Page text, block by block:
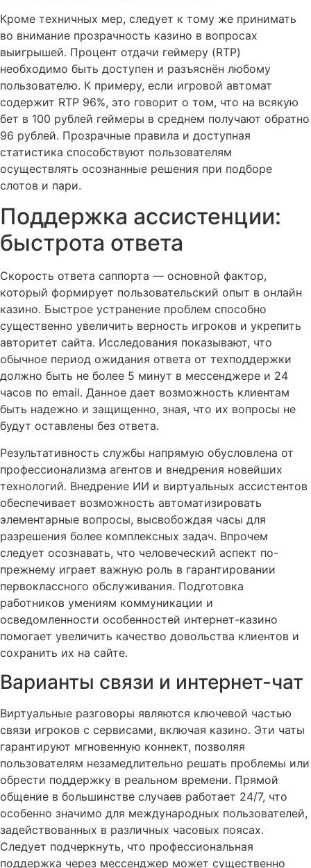
Кроме техничных мер, следует к тому же принимать
во внимание прозрачность казино в вопросах
выигрышей. Процент отдачи геймеру (RTP)
необходимо быть доступен и разъяснён любому
пользователю. К примеру, если игровой автомат
содержит RTP 96%, это говорит о том, что на всякую
бет в 100 рублей геймеры в среднем получают обратно
96 рублей. Прозрачные правила и доступная
статистика способствуют пользователям
осуществлять осознанные решения при подборе
слотов и пари.
Поддержка ассистенции:
быстрота ответа
Скорость ответа саппорта — основной фактор,
который формирует пользовательский опыт в онлайн
казино. Быстрое устранение проблем способно
существенно увеличить верность игроков и укрепить
авторитет сайта. Исследования показывают, что
обычное период ожидания ответа от техподдержки
должно быть не более 5 минут в мессенджере и 24
часов по email. Данное дает возможность клиентам
быть надежно и защищенно, зная, что их вопросы не
будут оставлены без ответа.
Результативность службы напрямую обусловлена от
профессионализма агентов и внедрения новейших
технологий. Внедрение ИИ и виртуальных ассистентов
обеспечивает возможность автоматизировать
элементарные вопросы, высвобождая часы для
разрешения более комплексных задач. Впрочем
следует осознавать, что человеческий аспект по-
прежнему играет важную роль в гарантировании
первоклассного обслуживания. Подготовка
работников умениям коммуникации и
осведомленности особенностей интернет-казино
помогает увеличить качество довольства клиентов и
сохранить их на сайте.
Варианты связи и интернет-чат
Виртуальные разговоры являются ключевой частью
связи игроков с сервисами, включая казино. Эти чаты
гарантируют мгновенную коннект, позволяя
пользователям незамедлительно решать проблемы или
обрести поддержку в реальном времени. Прямой
общение в большинстве случаев работает 24/7, что
особенно значимо для международных пользователей,
задействованных в различных часовых поясах.
Следует подчеркнуть, что профессиональная
поддержка через мессенджер может существенно